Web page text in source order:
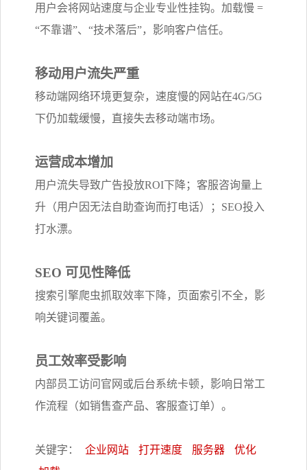
用户会将网站速度与企业专业性挂钩。加载慢 =
“不靠谱”、“技术落后”，影响客户信任。
移动用户流失严重
移动端网络环境更复杂，速度慢的网站在4G/5G
下仍加载缓慢，直接失去移动端市场。
运营成本增加
用户流失导致广告投放ROI下降；客服咨询量上
升（用户因无法自助查询而打电话）；SEO投入
打水漂。
SEO 可见性降低
搜索引擎爬虫抓取效率下降，页面索引不全，影
响关键词覆盖。
员工效率受影响
内部员工访问官网或后台系统卡顿，影响日常工
作流程（如销售查产品、客服查订单）。
关键字： 企业网站 打开速度 服务器
优化